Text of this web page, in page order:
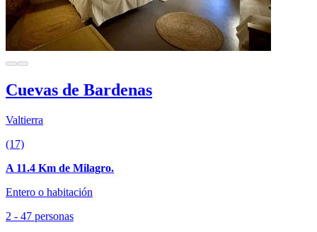
Cuevas de Bardenas
Valtierra
(17)
A 11.4 Km de Milagro.
Entero o habitación
2 - 47 personas